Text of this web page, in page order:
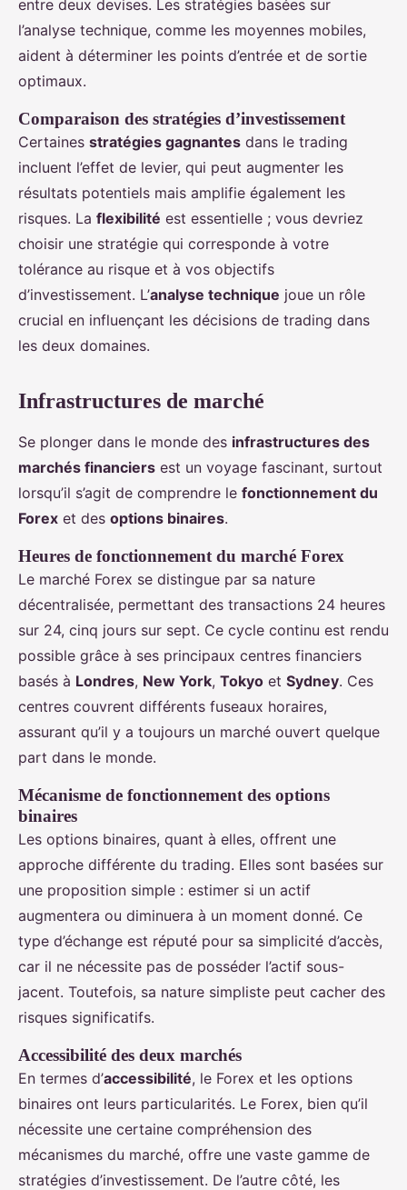
entre deux devises. Les stratégies basées sur
l’analyse technique, comme les moyennes mobiles,
aident à déterminer les points d’entrée et de sortie
optimaux.
Comparaison des stratégies d’investissement
Certaines stratégies gagnantes dans le trading
incluent l’effet de levier, qui peut augmenter les
résultats potentiels mais amplifie également les
risques. La flexibilité est essentielle ; vous devriez
choisir une stratégie qui corresponde à votre
tolérance au risque et à vos objectifs
d’investissement. L’analyse technique joue un rôle
crucial en influençant les décisions de trading dans
les deux domaines.
Infrastructures de marché
Se plonger dans le monde des infrastructures des
marchés financiers est un voyage fascinant, surtout
lorsqu’il s’agit de comprendre le fonctionnement du
Forex et des options binaires.
Heures de fonctionnement du marché Forex
Le marché Forex se distingue par sa nature
décentralisée, permettant des transactions 24 heures
sur 24, cinq jours sur sept. Ce cycle continu est rendu
possible grâce à ses principaux centres financiers
basés à Londres, New York, Tokyo et Sydney. Ces
centres couvrent différents fuseaux horaires,
assurant qu’il y a toujours un marché ouvert quelque
part dans le monde.
Mécanisme de fonctionnement des options
binaires
Les options binaires, quant à elles, offrent une
approche différente du trading. Elles sont basées sur
une proposition simple : estimer si un actif
augmentera ou diminuera à un moment donné. Ce
type d’échange est réputé pour sa simplicité d’accès,
car il ne nécessite pas de posséder l’actif sous-
jacent. Toutefois, sa nature simpliste peut cacher des
risques significatifs.
Accessibilité des deux marchés
En termes d’accessibilité, le Forex et les options
binaires ont leurs particularités. Le Forex, bien qu’il
nécessite une certaine compréhension des
mécanismes du marché, offre une vaste gamme de
stratégies d’investissement. De l’autre côté, les